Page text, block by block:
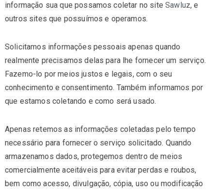
informação sua que possamos coletar no siteSawluz, e
outros sites que possuímos e operamos.
Solicitamos informações pessoais apenas quando
realmente precisamos delas para lhe fornecer um serviço.
Fazemo-lo por meios justos e legais, com o seu
conhecimento e consentimento. Também informamos por
que estamos coletando e como será usado.
Apenas retemos as informações coletadas pelo tempo
necessário para fornecer o serviço solicitado. Quando
armazenamos dados, protegemos dentro de meios
comercialmente aceitáveis ​​para evitar perdas e roubos,
bem como acesso, divulgação, cópia, uso ou modificação